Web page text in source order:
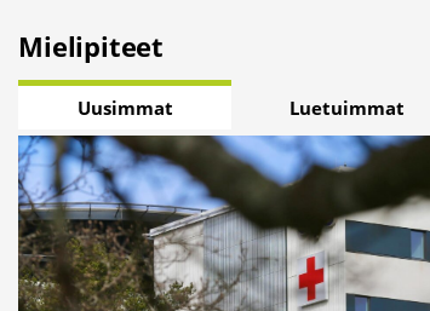
Mielipiteet
Uusimmat Luetuimmat